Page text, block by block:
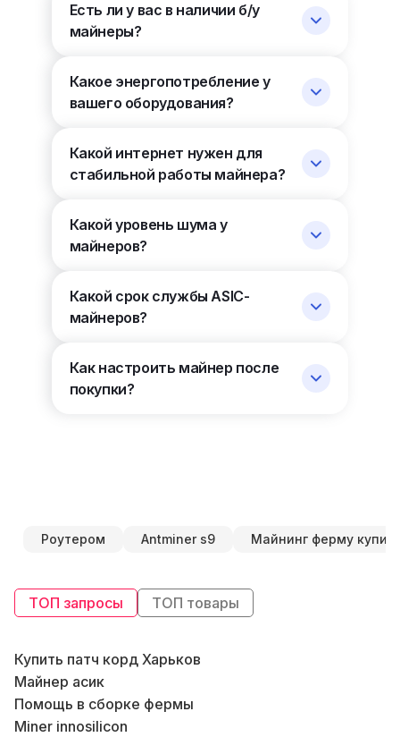
Есть ли у вас в наличии б/у
майнеры?
Какое энергопотребление у
вашего оборудования?
Какой интернет нужен для
стабильной работы майнера?
Какой уровень шума у
майнеров?
Какой срок службы ASIC-
майнеров?
Как настроить майнер после
покупки?
Роутером Antminer s9 Майнинг ферму
ТОП запросы ТОП товары
Купить патч корд Харьков
Майнер асик
Помощь в сборке фермы
Miner innosilicon